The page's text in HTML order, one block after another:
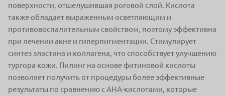
поверхности, отшелушившая роговой слой. Кислота
также обладает выраженным осветляющим и
противовоспалительным свойством, поэтому эффективна
при лечении акне и гиперпигментации. Стимулирует
синтез эластина и коллагена, что способствует улучшению
тургора кожи. Пилинг на основе фитиновой кислоты
позволяет получить от процедуры более эффективные
результаты по сравнению с АНА-кислотами, которые